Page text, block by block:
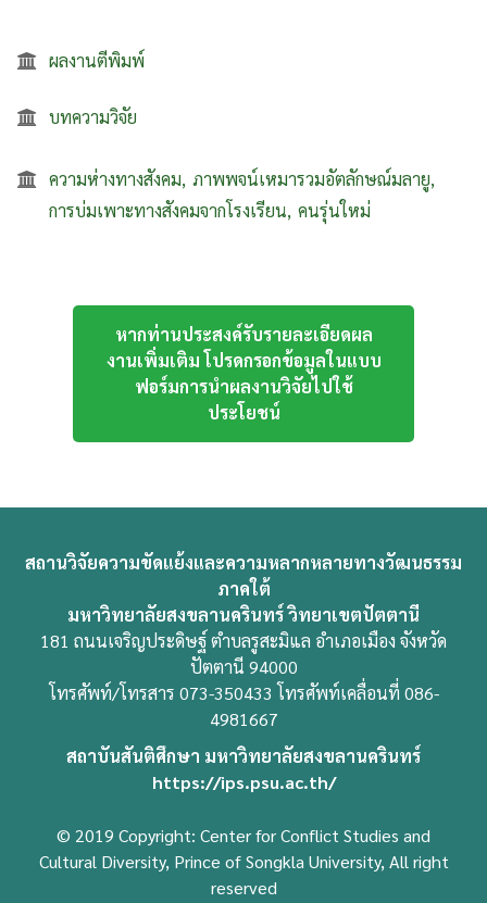
ผลงานตีพิมพ์
บทความวิจัย
ความห่างทางสังคม ภาพพจน์เหมารวมอัตลักษณ์มลายู
การบ่มเพาะทางสังคมจากโรงเรียน คนรุ่นใหม่
หากท่านประสงค์รับรายละเอียดผล
งานเพิ่มเติม โปรดกรอกข้อมูลในแบบ
ฟอร์มการนำผลงานวิจัยไปใช้
ประโยชน์
สถานวิจัยความขัดแย้งและความหลากหลายทางวัฒนธรรม
ภาคใต้
มหาวิทยาลัยสงขลานครินทร์ วิทยาเขตปัตตานี
181 ถนนเจริญประดิษฐ์ ตำบลรูสะมิแล อำเภอเมือง จังหวัด
ปัตตานี 94000
โทรศัพท์/โทรสาร 073-350433 โทรศัพท์เคลื่อนที่ 086-
4981667
สถาบันสันติศึกษา มหาวิทยาลัยสงขลานครินทร์
https://ips.psu.ac.th/
© 2019 Copyright: Center for Conflict Studies and
Cultural Diversity, Prince of Songkla University, All right
reserved